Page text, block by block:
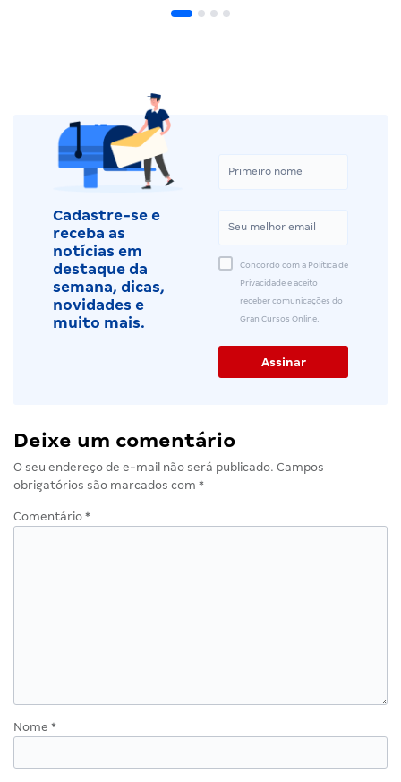
Cadastre-se e
receba as
notícias em
destaque da
semana, dicas,
novidades e
muito mais.
Concordo com a Política de
Privacidade e aceito
receber comunicações do
Gran Cursos Online.
Deixe um comentário
O seu endereço de e-mail não será publicado. Campos
obrigatórios são marcados com *
Comentário *
Nome *